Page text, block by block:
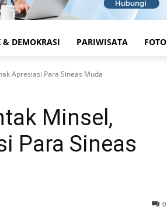
& DEMOKRASI PARIWISATA FOTO
Apresiasi Para Sineas Muda
Minsel,
Para Sineas
0